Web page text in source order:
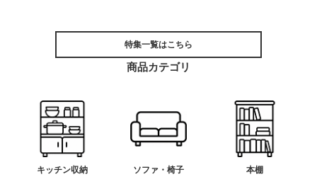
特集一覧はこちら
商品カテゴリ
キッチン収納 ソファ・椅子 本棚